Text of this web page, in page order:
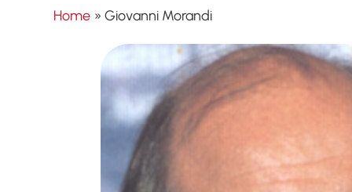
Home » Giovanni Morandi